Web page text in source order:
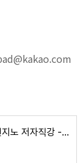
아이패드 개러지밴드 강좌 오렌지노 저자직강 - 오렌지노 OranJino | 음악, 책, 강의